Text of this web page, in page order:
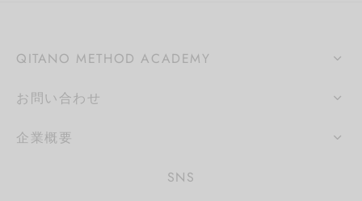
QITANO METHOD ACADEMY
お問い合わせ
企業概要
SNS